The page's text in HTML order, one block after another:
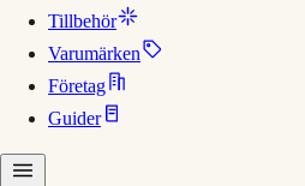
Tillbehör
Varumärken
Företag
Guider